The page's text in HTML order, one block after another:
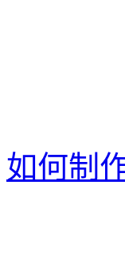
如何制